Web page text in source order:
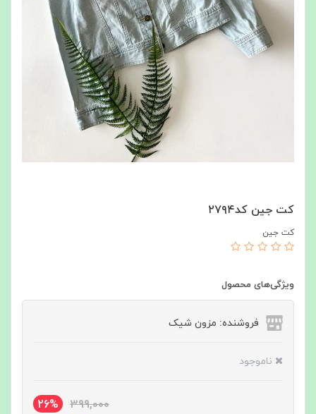
کت جین کد۲۷۹۴
کت جین
ویژگی‌های محصول
فروشنده: مزون شیک
ناموجود
399,000
26%